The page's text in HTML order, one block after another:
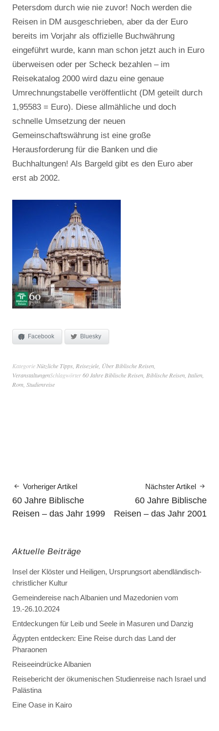
Petersdom durch wie nie zuvor! Noch werden die
Reisen in DM ausgeschrieben, aber da der Euro
bereits im Vorjahr als offizielle Buchwährung
eingeführt wurde, kann man schon jetzt auch in Euro
überweisen oder per Scheck bezahlen – im
Reisekatalog 2000 wird dazu eine genaue
Umrechnungstabelle veröffentlicht (DM geteilt durch
1,95583 = Euro). Diese allmähliche und doch
schnelle Umsetzung der neuen
Gemeinschaftswährung ist eine große
Herausforderung für die Banken und die
Buchhaltungen! Als Bargeld gibt es den Euro aber
erst ab 2002.
Facebook Bluesky
Kategorie Nützliche Tipps Reiseziele Über Biblische Reisen
VeranstaltungenSchlagwörter60 Jahre Biblische Reisen Biblische Reisen Italien
Rom Studienreise
Vorheriger Artikel
60 Jahre Biblische
Reisen – das Jahr 1999
Nächster Artikel
60 Jahre Biblische
Reisen – das Jahr 2001
Aktuelle Beiträge
Insel der Klöster und Heiligen, Ursprungsort abendländisch-
christlicher Kultur
Gemeindereise nach Albanien und Mazedonien vom
19.-26.10.2024
Entdeckungen für Leib und Seele in Masuren und Danzig
Ägypten entdecken: Eine Reise durch das Land der
Pharaonen
Reiseeindrücke Albanien
Reisebericht der ökumenischen Studienreise nach Israel und
Palästina
Eine Oase in Kairo